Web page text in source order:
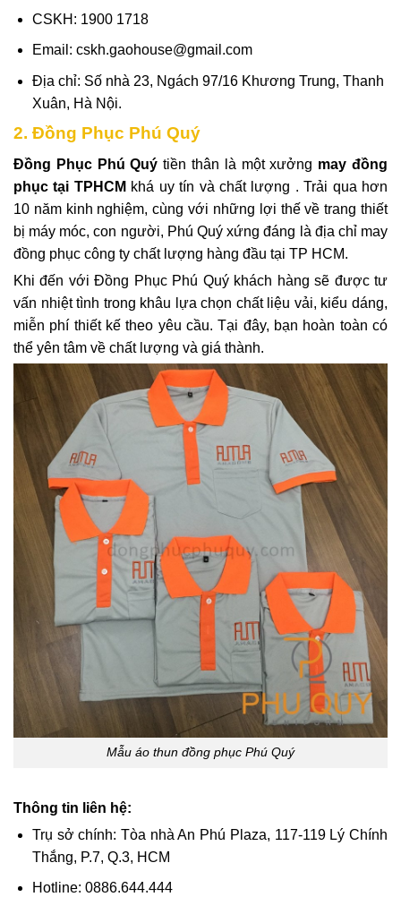
CSKH: 1900 1718
Email: cskh.gaohouse@gmail.com
Địa chỉ: Số nhà 23, Ngách 97/16 Khương Trung, Thanh
Xuân, Hà Nội.
2. Đồng Phục Phú Quý
Đồng Phục Phú Quý tiền thân là một xưởng may đồng
phục tại TPHCM khá uy tín và chất lượng . Trải qua hơn
10 năm kinh nghiệm, cùng với những lợi thế về trang thiết
bị máy móc, con người, Phú Quý xứng đáng là địa chỉ may
đồng phục công ty chất lượng hàng đầu tại TP HCM.
Khi đến với Đồng Phục Phú Quý khách hàng sẽ được tư
vấn nhiệt tình trong khâu lựa chọn chất liệu vải, kiểu dáng,
miễn phí thiết kế theo yêu cầu. Tại đây, bạn hoàn toàn có
thể yên tâm về chất lượng và giá thành.
Mẫu áo thun đồng phục Phú Quý
Thông tin liên hệ:
Trụ sở chính: Tòa nhà An Phú Plaza, 117-119 Lý Chính
Thắng, P.7, Q.3, HCM
Hotline: 0886.644.444